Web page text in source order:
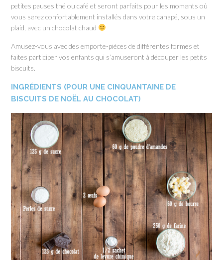
petites pauses thé ou café et seront parfaits pour les moments où
vous serez confortablement installés dans votre canapé, sous un
plaid, avec un chocolat chaud
Amusez-vous avec des emporte-pièces de différentes formes et
faites participer vos enfants qui s’amuseront à découper les petits
biscuits.
INGRÉDIENTS (POUR UNE CINQUANTAINE DE
BISCUITS DE NOËL AU CHOCOLAT)